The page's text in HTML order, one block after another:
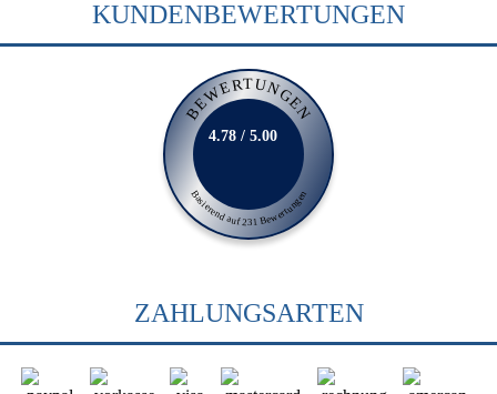
KUNDENBEWERTUNGEN
BEWERTUNGEN
Basierend auf 231 Bewertungen
4.78 / 5.00
ZAHLUNGSARTEN